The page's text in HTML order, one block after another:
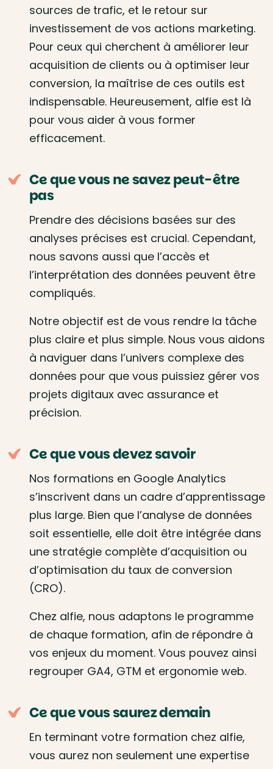
sources de trafic, et le retour sur
investissement de vos actions marketing.
Pour ceux qui cherchent à améliorer leur
acquisition de clients ou à optimiser leur
conversion, la maîtrise de ces outils est
indispensable. Heureusement, alfie est là
pour vous aider à vous former
efficacement.
Ce que vous ne savez peut-être
pas
Prendre des décisions basées sur des
analyses précises est crucial. Cependant,
nous savons aussi que l’accès et
l’interprétation des données peuvent être
compliqués.
Notre objectif est de vous rendre la tâche
plus claire et plus simple. Nous vous aidons
à naviguer dans l’univers complexe des
données pour que vous puissiez gérer vos
projets digitaux avec assurance et
précision.
Ce que vous devez savoir
Nos formations en Google Analytics
s’inscrivent dans un cadre d’apprentissage
plus large. Bien que l’analyse de données
soit essentielle, elle doit être intégrée dans
une stratégie complète d’acquisition ou
d’optimisation du taux de conversion
(CRO).
Chez alfie, nous adaptons le programme
de chaque formation, afin de répondre à
vos enjeux du moment. Vous pouvez ainsi
regrouper GA4, GTM et ergonomie web.
Ce que vous saurez demain
En terminant votre formation chez alfie,
vous aurez non seulement une expertise